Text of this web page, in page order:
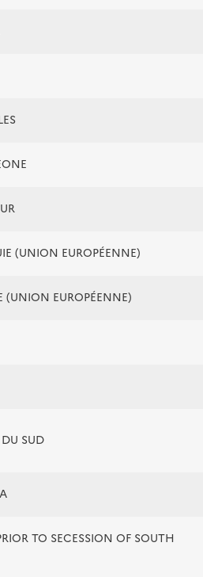
(UNION EUROPÉENNE)
(UNION EUROPÉENNE)
SUD
TO SECESSION OF SOUTH